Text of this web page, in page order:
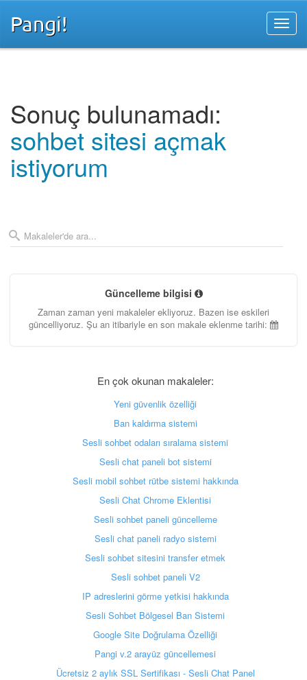
Pangi!
Sonuç bulunamadı:
sohbet sitesi açmak
istiyorum
Güncelleme bilgisi
Zaman zaman yeni makaleler ekliyoruz. Bazen ise eskileri
güncelliyoruz. Şu an itibariyle en son makale eklenme tarihi:
En çok okunan makaleler:
Yeni güvenlik özelliği
Ban kaldırma sistemi
Sesli sohbet odaları sıralama sistemi
Sesli chat paneli bot sistemi
Sesli mobil sohbet rütbe sistemi hakkında
Sesli Chat Chrome Eklentisi
Sesli sohbet paneli güncelleme
Sesli chat paneli radyo sistemi
Sesli sohbet sitesini transfer etmek
Sesli sohbet paneli V2
IP adreslerini görme yetkisi hakkında
Sesli Sohbet Bölgesel Ban Sistemi
Google Site Doğrulama Özelliği
Pangi v.2 arayüz güncellemesi
Ücretsiz 2 aylık SSL Sertifikası - Sesli Chat Panel